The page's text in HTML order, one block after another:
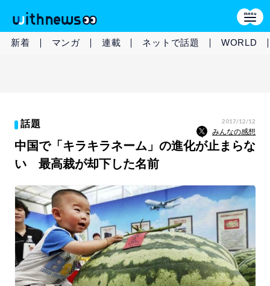
新着 マンガ 連載 ネットで話題 WORLD
話題 2017/12/12
みんなの感想
中国で「キラキラネーム」の進化が止まらな
い 最高裁が却下した名前